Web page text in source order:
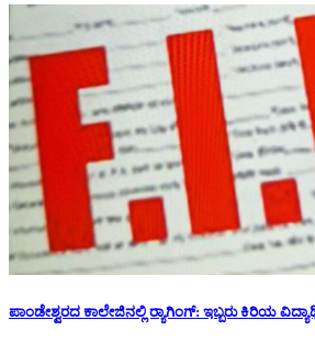
ಪಾಂಡೇಶ್ವರದ ಕಾಲೇಜಿನಲ್ಲಿ ರ‍್ಯಾಗಿಂಗ್: ಇಬ್ಬರು ಕಿರಿಯ